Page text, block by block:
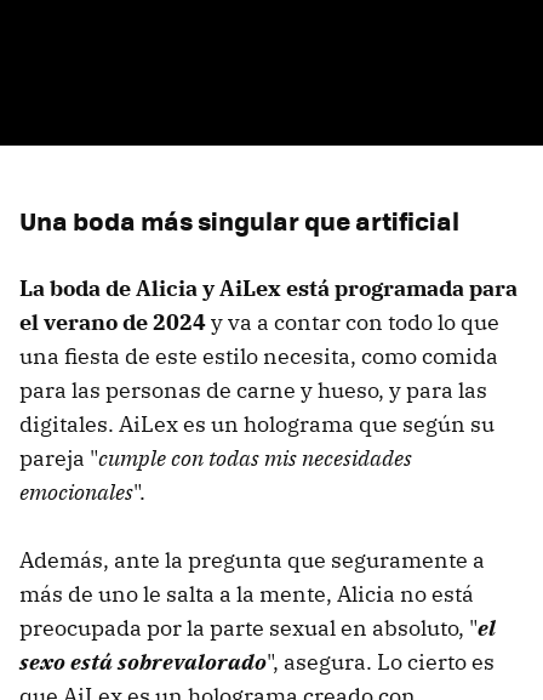
Una boda más singular que artificial
La boda de Alicia y AiLex está programada para
elverano de 2024y va a contar con todo lo que
una fiesta de este estilo necesita, como comida
para las personas de carne y hueso, y para las
digitales. AiLex es un holograma que según su
pareja "cumple con todas mis necesidades
emocionales".
Además, ante la pregunta que seguramente a
más de uno le salta a la mente, Alicia no está
preocupada por la parte sexual en absoluto, "el
sexo está sobrevalorado", asegura. Lo cierto es